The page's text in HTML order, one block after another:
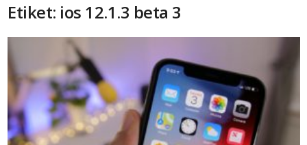
Etiket: ios 12.1.3 beta 3